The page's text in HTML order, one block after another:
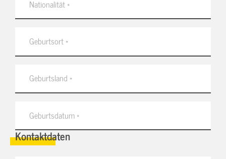
Kontaktdaten